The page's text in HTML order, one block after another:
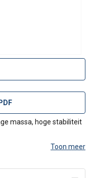
massa, hoge stabiliteit
verstevigd
Toon meer